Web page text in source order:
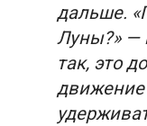
дальше.
Луны?» —
так, это
движение